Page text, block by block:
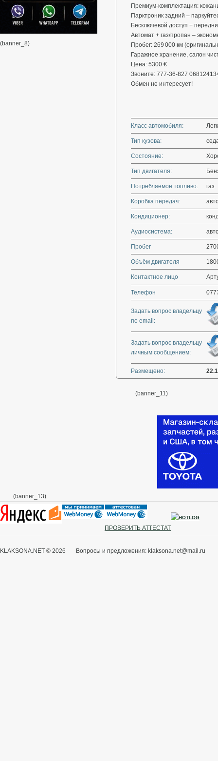
(banner_8)
Премиум-комплектация:
Парктроник задний –
Бесключевой доступ +
Автомат + газ/пропан –
Пробег: 269 000 км
Гаражное хранение, салон
Цена: 5300 €
Звоните: 777-36-827
Обмен не интересует!
Класс автомобиля:
Тип кузова:
Состояние:
Тип двигателя:
Потребляемое топливо: газ
Коробка передач:
Кондиционер:
Аудиосистема:
Пробег
Объём двигателя
Контактное лицо
Телефон
Задать вопрос владельцу
по email:
Задать вопрос владельцу
личным сообщением:
Размещено:
(banner_11)
(banner_13)
ПРОВЕРИТЬ АТТЕСТАТ
KLAKSONA.NET © 2026 Вопросы и предложения: klaksona.net@mail.ru